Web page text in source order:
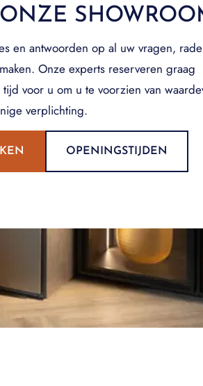
en antwoorden op al uw vragen,
Onze experts reserveren graag
voor u om u te voorzien van
verplichting.
OPENINGSTIJDEN